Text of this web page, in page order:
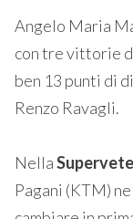
Angelo Maria
con tre vittorie
ben 13 punti di
Renzo Ravagli.
Nella
Pagani (KTM)